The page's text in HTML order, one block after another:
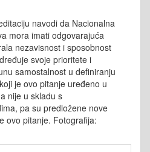
navodi da Nacionalna
mora imati odgovarajuća
nezavisnost i sposobnost
svoje prioritete i
samostalnost u definiranju
je ovo pitanje uređeno u
nije u skladu s
pa su predložene nove
ovo pitanje. Fotografija: